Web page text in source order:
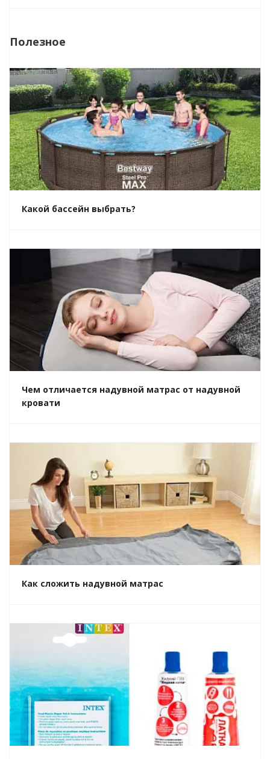
Полезное
Какой бассейн выбрать?
Чем отличается надувной матрас от надувной
кровати
Как сложить надувной матрас